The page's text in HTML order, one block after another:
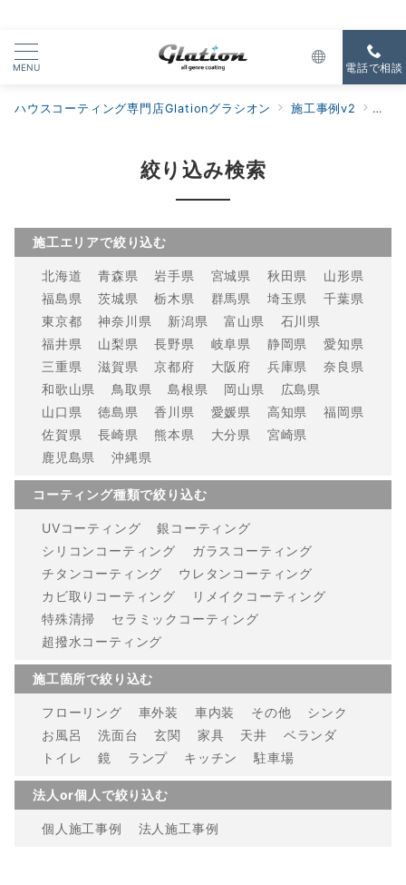
MENU 電話で相談
ハウスコーティング専門店Glationグラシオン 施工事例v2 特殊
絞り込み検索
施工エリアで絞り込む
北海道 青森県 岩手県 宮城県 秋田県
山形県
福島県
茨城県 栃木県 群馬県 埼玉県
千葉県
東京都
神奈川県 新潟県 富山県
石川県
福井県
山梨県 長野県 岐阜県 静岡県
愛知県
三重県
滋賀県 京都府 大阪府 兵庫県
奈良県
和歌山県
鳥取県 島根県 岡山県
広島県
山口県
徳島県 香川県 愛媛県 高知県
福岡県
佐賀県
長崎県 熊本県 大分県
宮崎県
鹿児島県
沖縄県
コーティング種類で絞り込む
UVコーティング
銀コーティング
シリコンコーティング
ガラスコーティング
チタンコーティング
ウレタンコーティング
カビ取りコーティング
リメイクコーティング
特殊清掃
セラミックコーティング
超撥水コーティング
施工箇所で絞り込む
フローリング 車外装 車内装 その他
シンク
お風呂
洗面台 玄関 家具 天井
ベランダ
トイレ
鏡 ランプ キッチン 駐車場
法人or個人で絞り込む
個人施工事例 法人施工事例